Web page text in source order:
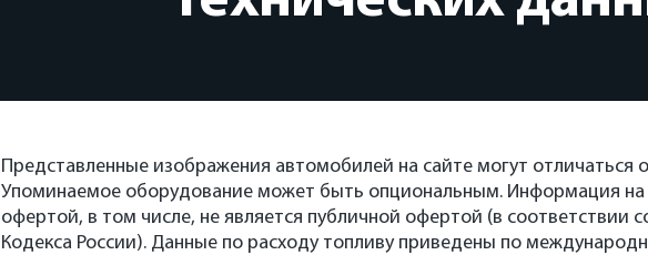
Представленные изображения автомобилей на сайте могут отличаться
Упоминаемое оборудование может быть опциональным. Информация на
офертой, в том числе, не является публичной офертой (в соответствии
Кодекса России). Данные по расходу топливу приведены по